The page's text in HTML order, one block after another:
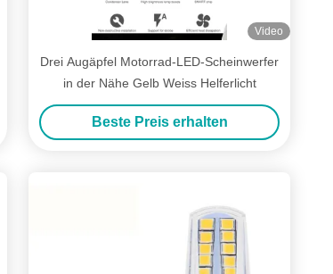
Video
Drei Augäpfel Motorrad-LED-Scheinwerfer
in der Nähe Gelb Weiss Helferlicht
Beste Preis erhalten